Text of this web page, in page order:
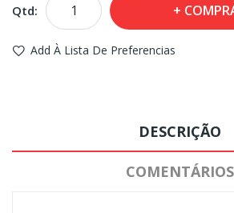
Qtd:
Add À Lista De Preferencias
DESCRIÇÃO
COMENTÁRIOS